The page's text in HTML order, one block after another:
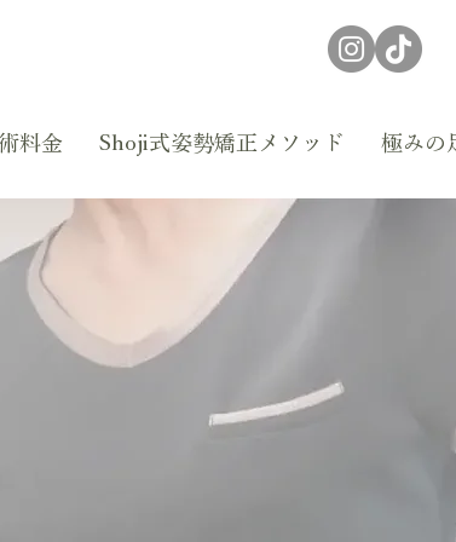
料金 Shoji式姿勢矯正メソッド 極みの
ばりすぎ